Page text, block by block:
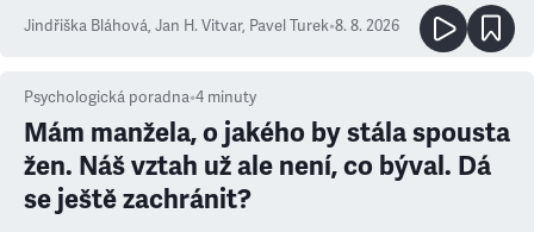
Jindřiška Bláhová, Jan H. Vitvar, Pavel Turek•8. 8. 2026
Psychologická poradna•4 minuty
Mám manžela, o jakého by stála spousta
žen. Náš vztah už ale není, co býval. Dá
se ještě zachránit?